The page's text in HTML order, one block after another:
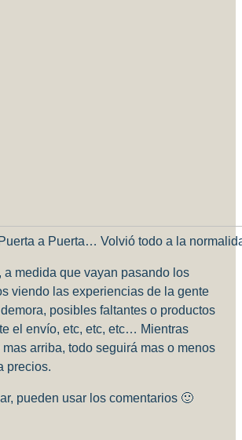
a Puerta… Volvió todo a la
a medida que vayan pasando los
viendo las experiencias de la gente
posibles faltantes o productos
el envío, etc, etc, etc… Mientras
arriba, todo seguirá mas o menos
precios.
pueden usar los comentarios 🙂